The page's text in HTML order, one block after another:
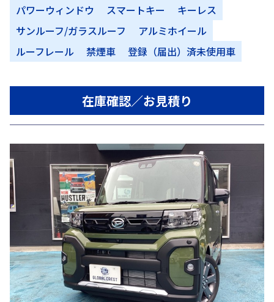
パワーウィンドウ
スマートキー
キーレス
サンルーフ/ガラスルーフ
アルミホイール
ルーフレール
禁煙車 登録（届出）済未使用車
在庫確認／お見積り